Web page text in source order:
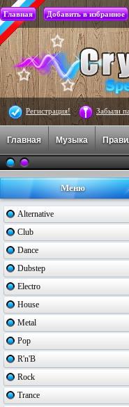
Главная Добавить в избранное
Регистрация! Забыли
Главная Музыка
Меню
Alternative
Club
Dance
Dubstep
Electro
House
Metal
Pop
R'n'B
Rock
Trance